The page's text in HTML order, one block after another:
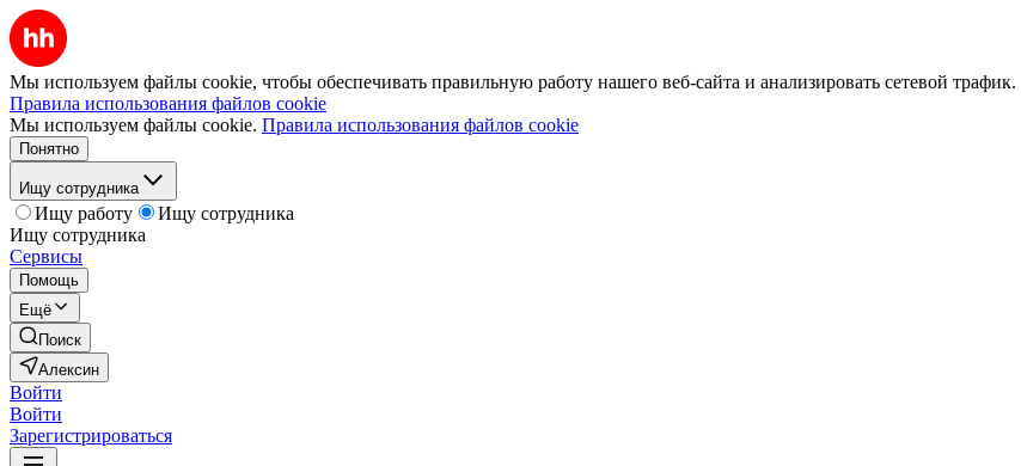
Мы используем файлы cookie, чтобы обеспечивать правильную работу нашего веб-сайта и анализировать сетевой трафик.
Правила использования файлов cookie
Мы используем файлы cookie. Правила использования файлов cookie
Понятно
Ищу сотрудника
Ищу работу
Ищу сотрудника
Ищу сотрудника
Сервисы
Помощь
Ещё
Поиск
Алексин
Войти
Войти
Зарегистрироваться